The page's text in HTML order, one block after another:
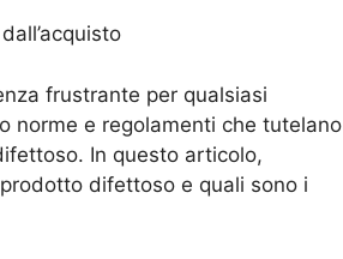
frustrante per qualsiasi
norme e regolamenti che tutelano
In questo articolo,
difettoso e quali sono i